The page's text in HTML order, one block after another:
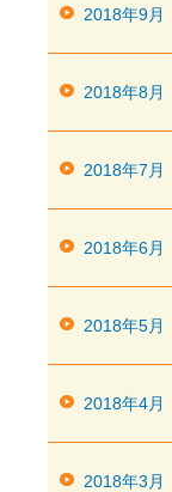
2018年9月
2018年8月
2018年7月
2018年6月
2018年5月
2018年4月
2018年3月